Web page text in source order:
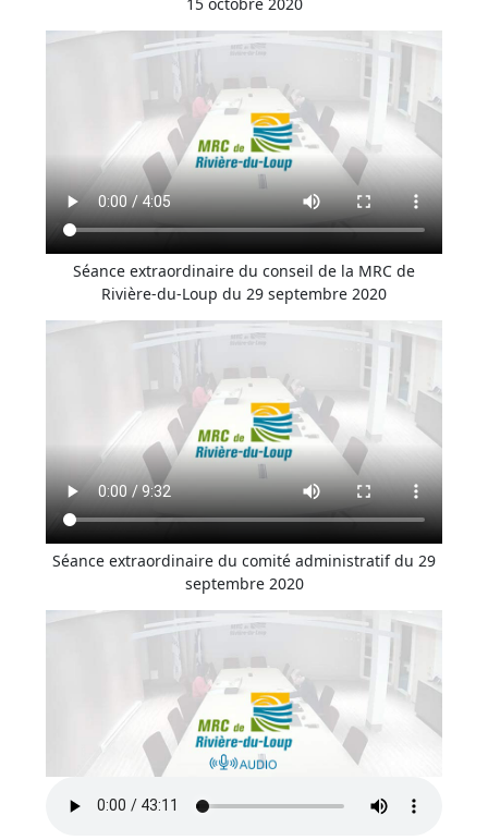
15 octobre 2020
Séance extraordinaire du conseil de la MRC de
Rivière-du-Loup du 29 septembre 2020
Séance extraordinaire du comité administratif du 29
septembre 2020